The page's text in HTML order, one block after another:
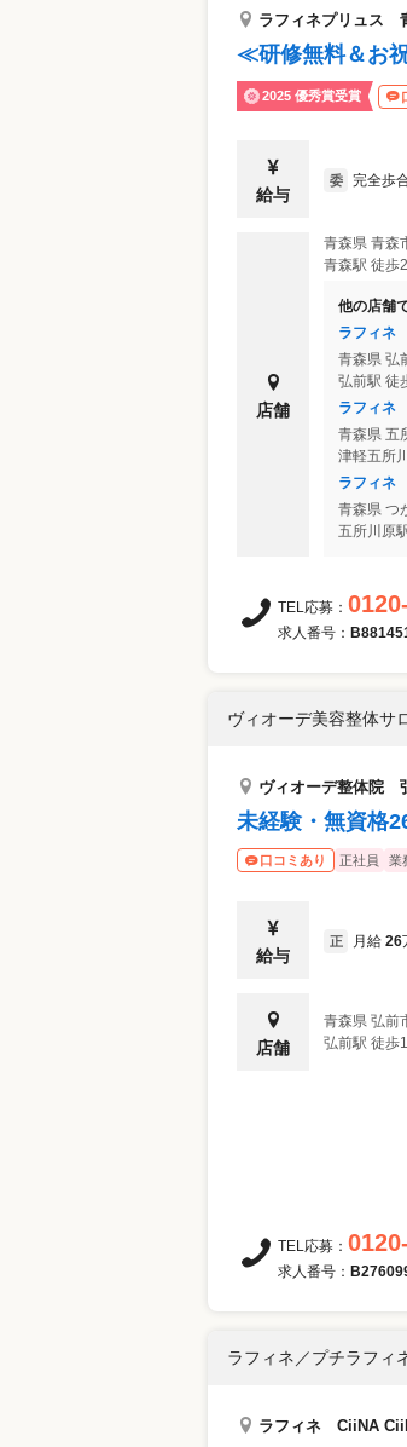
ラフィネプリュス
≪研修無料＆お
2025 優秀賞受賞
給与
委 完全歩
店舗
青森県 青森
青森駅 徒歩
他の店舗
ラフィネ
青森県 弘
弘前駅 徒
ラフィネ
青森県 五
津軽五所
ラフィネ
青森県 つ
五所川原
TEL応募：
求人番号：
ヴィオーデ美容整体サ
ヴィオーデ整体院
未経験・無資格
口コミあり 正社員 業
給与
正 月給 26
店舗
青森県 弘前
弘前駅 徒歩
TEL応募：
求人番号：
ラフィネ／プチラフィ
ラフィネ CiiNA